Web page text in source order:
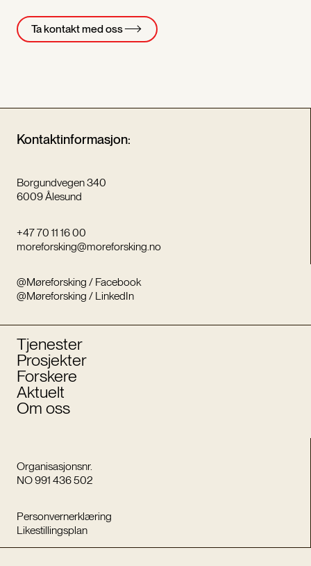
Ta kontakt med oss
Kontaktinformasjon:
Borgundvegen 340
6009 Ålesund
+47 70 11 16 00
moreforsking@moreforsking.no
@Møreforsking / Facebook
@Møreforsking / LinkedIn
Organisasjonsnr.
NO 991 436 502
Personvernerklæring
Likestillingsplan
Tjenester
Prosjekter
Forskere
Aktuelt
Om oss